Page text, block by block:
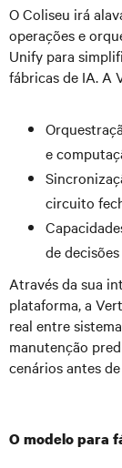
O Coliseu irá
operações e
Unify para
fábricas de IA. A
e
circuito
de
Através da sua
plataforma, a
real entre
manutenção
cenários antes
O modelo para